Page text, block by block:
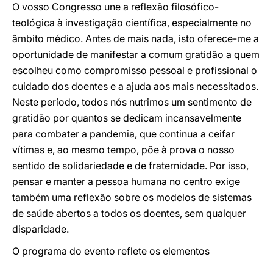
O vosso Congresso une a reflexão filosófico-
teológica à investigação científica, especialmente no
âmbito médico. Antes de mais nada, isto oferece-me a
oportunidade de manifestar a comum gratidão a quem
escolheu como compromisso pessoal e profissional o
cuidado dos doentes e a ajuda aos mais necessitados.
Neste período, todos nós nutrimos um sentimento de
gratidão por quantos se dedicam incansavelmente
para combater a pandemia, que continua a ceifar
vítimas e, ao mesmo tempo, põe à prova o nosso
sentido de solidariedade e de fraternidade. Por isso,
pensar e manter a pessoa humana no centro exige
também uma reflexão sobre os modelos de sistemas
de saúde abertos a todos os doentes, sem qualquer
disparidade.
O programa do evento reflete os elementos